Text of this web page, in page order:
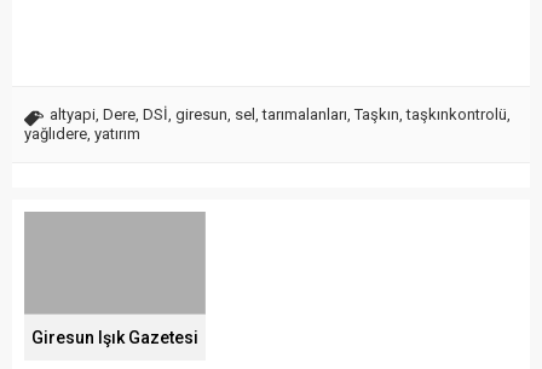
altyapi, Dere, DSİ, giresun, sel ,tarımalanları,Taşkın,taşkınkontrolü,
yağlıdere, yatırım
Giresun Işık Gazetesi